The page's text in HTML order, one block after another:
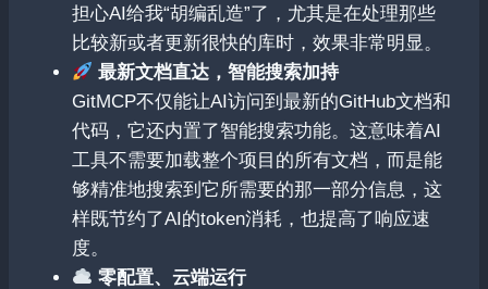
担心AI给我“胡编乱造”了，尤其是在处理那些
比较新或者更新很快的库时，效果非常明显。
最新文档直达，智能搜索加持
GitMCP不仅能让AI访问到最新的GitHub文档和
代码，它还内置了智能搜索功能。这意味着AI
工具不需要加载整个项目的所有文档，而是能
够精准地搜索到它所需要的那一部分信息，这
样既节约了AI的token消耗，也提高了响应速
度。
零配置、云端运行